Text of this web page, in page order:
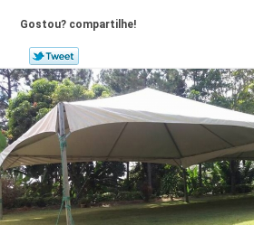
Gostou? compartilhe!